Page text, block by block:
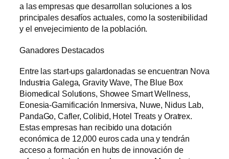
a las empresas que desarrollan soluciones a los
principales desafíos actuales, como la sostenibilidad
y el envejecimiento de la población.
Ganadores Destacados
Entre las start-ups galardonadas se encuentran Nova
Industria Galega, Gravity Wave, The Blue Box
Biomedical Solutions, Showee Smart Wellness,
Eonesia-Gamificación Inmersiva, Nuwe, Nidus Lab,
PandaGo, Cafler, Colibid, Hotel Treats y Oratrex.
Estas empresas han recibido una dotación
económica de 12,000 euros cada una y tendrán
acceso a formación en hubs de innovación de